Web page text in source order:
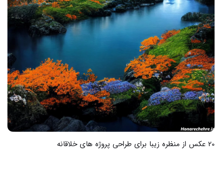
30 عکس طراحی حیوانات ساده که عاشقشان می‌شوید